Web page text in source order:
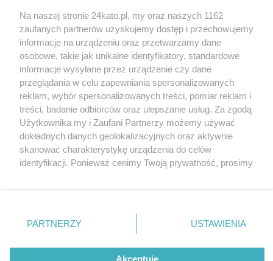
4 / 0
Wydawca mediów lokalnych
Nie zapomnij
zapoznać się z:
polityką prywatności regulamin korzystania z portali
Twojemiasto
Piekary Śląskie
Chorzów
Tarnowskie Góry
Gliwice
Skontakuj sięz nami
Kontakt
Wydawca
Redakcja
Na naszej stronie 24kato.pl, my oraz naszych 1162
zaufanych partnerów uzyskujemy dostęp i przechowujemy
informacje na urządzeniu oraz przetwarzamy dane
osobowe, takie jak unikalne identyfikatory, standardowe
informacje wysyłane przez urządzenie czy dane
przeglądania w celu zapewniania spersonalizowanych
reklam, wybór spersonalizowanych treści, pomiar reklam i
treści, badanie odbiorców oraz ulepszanie usług. Za zgodą
Użytkownika my i Zaufani Partnerzy możemy używać
dokładnych danych geolokalizacyjnych oraz aktywnie
skanować charakterystykę urządzenia do celów
identyfikacji. Ponieważ cenimy Twoją prywatność, prosimy
prywatności znajdujący się w lewym dolnym rogu strony
. Niektóre rodzaje przetwarzania danych nie wymagają
zgody użytkownika, ale masz prawo sprzeciwić się
takiemu przetwarzaniu. Preferencje będą miały
PARTNERZY USTAWIENIA
Akceptuję